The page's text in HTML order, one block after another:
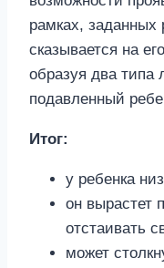
рамках, заданных
сказывается на
образуя два типа
подавленный
Итог:
у ребенка
он вырастет
отстаивать
может